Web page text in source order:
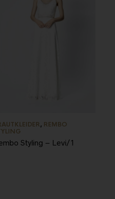
, REMBO
Styling – Levi/1